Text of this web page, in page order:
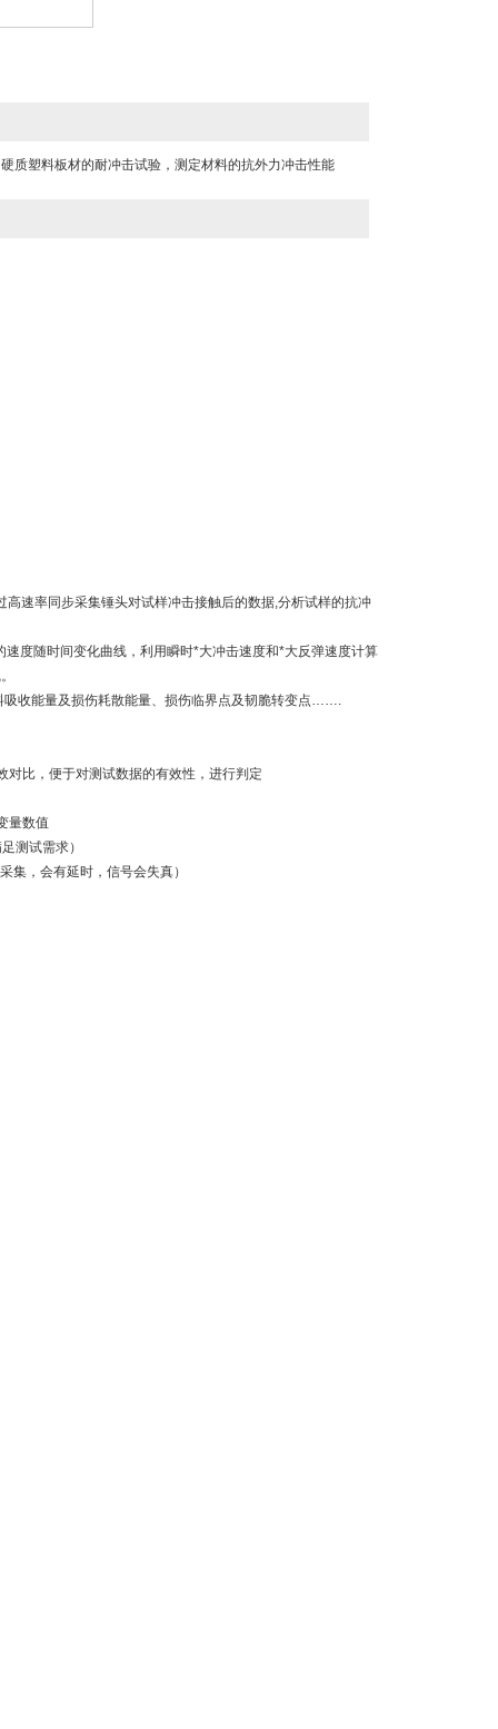
质塑料板材的耐冲击试验，测定材料的抗外力冲击性能
速率同步采集锤头对试样冲击接触后的数据,分析试样的抗冲
度随时间变化曲线，利用瞬时*大冲击速度和*大反弹速度计算
吸收能量及损伤耗散能量、损伤临界点及韧脆转变点…….
比，便于对测试数据的有效性，进行判定
量数值
测试需求）
集，会有延时，信号会失真）